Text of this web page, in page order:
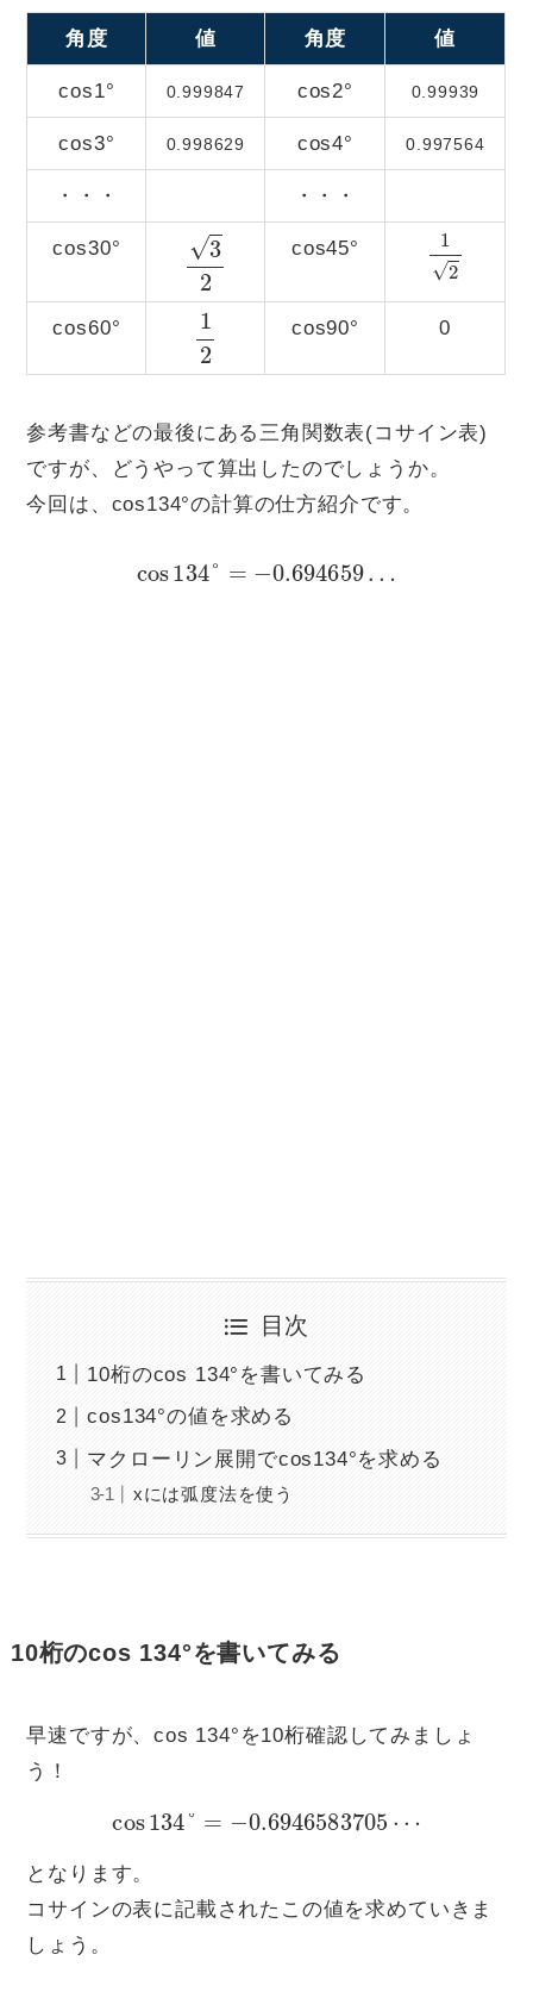
角度 値 角度 値
cos1° 0.999847 cos2° 0.99939
cos3° 0.998629 cos4° 0.997564
・・・ ・・・
cos30° 32 cos45° 2
cos60° 1
2 cos90° 0
参考書などの最後にある三角関数表(コサイン表)
ですが、どうやって算出したのでしょうか。
今回は、cos134°の計算の仕方紹介です。
cos134 0.694659
目次
10桁のcos 134°を書いてみる
cos134°の値を求める
マクローリン展開でcos134°を求める
xには弧度法を使う
10桁のcos 134°を書いてみる
早速ですが、cos 134°を10桁確認してみましょ
う！
cos134° =− 0.6946583705
となります。
コサインの表に記載されたこの値を求めていきま
しょう。